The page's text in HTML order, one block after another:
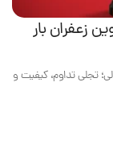
زعفران بار
تجلی تداوم، کیفیت و